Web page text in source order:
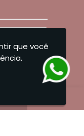
e
que você